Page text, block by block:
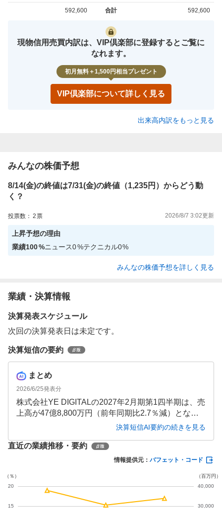
合計
592,600 592,600
現物信用売買内訳は、VIP倶楽部に登録するとご覧に
なれます。
初月無料＋1,500円相当プレゼント
VIP倶楽部について詳しく見る
出来高内訳をもっと見る
みんなの株価予想
8/14(金)の終値は7/31(金)の終値（1,235円）からどう動
く？
投票数： 2票 2026/8/7 3:02更新
上昇予想の理由
業績100%ニュース0%テクニカル0%
みんなの株価予想を詳しく見る
業績・決算情報
決算発表スケジュール
次回の決算発表日は未定です。
決算短信の要約
まとめ
2026/6/25発表分
株式会社YE DIGITALの2027年2月期第1四半期は、売
上高が47億8,800万円（前年同期比2.7％減）となる
一方、営業利益は3億3,100万円（同4.9％増）と増加
が19.5％増加しています。通期の業績予想は売上高2
20億円（前期比8.6％増）、営業利益22億円（同35.
決算短信AI要約の続きを見る
直近の業績推移・要約
情報提供元： バフェット・コード